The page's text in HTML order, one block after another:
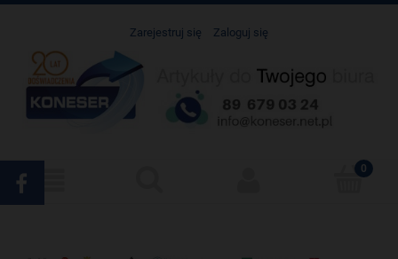
Zarejestruj się Zaloguj się